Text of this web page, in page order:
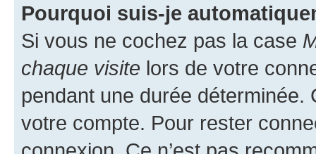
Pourquoi suis-je
Si vous ne cochez pas la case
chaque visite lors de votre
pendant une durée déterminée.
votre compte. Pour rester